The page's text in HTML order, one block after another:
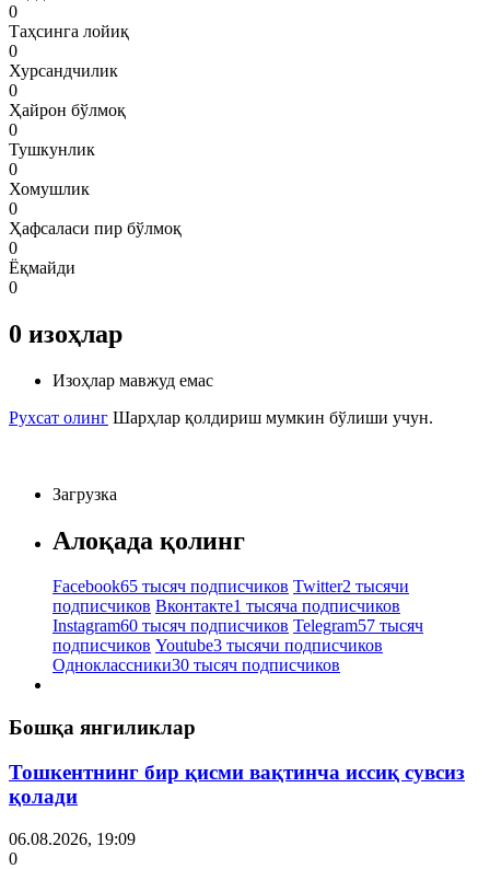
0
Таҳсинга лойиқ
0
Хурсандчилик
0
Ҳайрон бўлмоқ
0
Тушкунлик
0
Хомушлик
0
Ҳафсаласи пир бўлмоқ
0
Ёқмайди
0
0 изоҳлар
Изоҳлар мавжуд емас
Рухсат олинг Шарҳлар қолдириш мумкин бўлиши учун.
Загрузка
Алоқада қолинг
Facebook65 тысяч подписчиков Twitter2 тысячи
подписчиков Вконтакте1 тысяча подписчиков
Instagram60 тысяч подписчиков Telegram57 тысяч
подписчиков Youtube3 тысячи подписчиков
Одноклассники30 тысяч подписчиков
Бошқа янгиликлар
Тошкентнинг бир қисми вақтинча иссиқ сувсиз
қолади
06.08.2026, 19:09
0